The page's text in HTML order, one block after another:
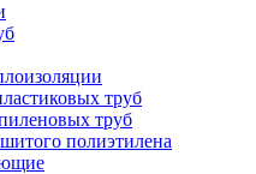
труб
труб
полиэтилена